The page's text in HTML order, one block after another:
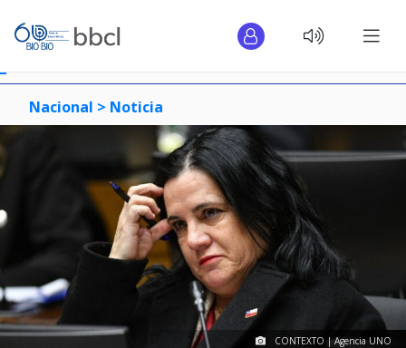
Nacional > Noticia
CONTEXTO | Agencia UNO